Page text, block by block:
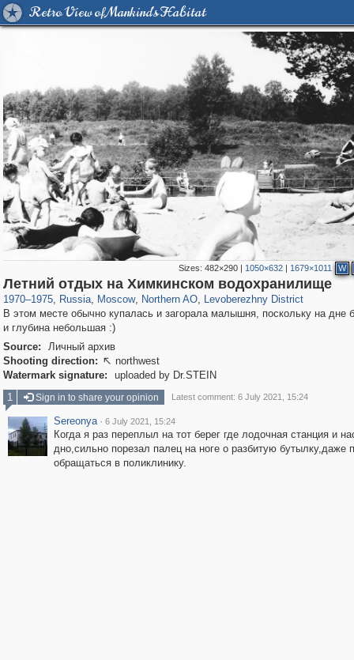
Retro View of Mankind's Habitat
Sizes:482×290 | 1050×632 | 1679×1011 W
Летний отдых на Химкинском водохранилище
1970–1975, Russia
1,406,849 29,243
, Moscow
319,861 8,286
, Northern AO
22,540 598
, Levoberezhny District
1,905 22
В этом месте обычно купалась и загорала малышня, поскольку на дне
и глубина небольшая :)
Source:
Личный архив
Shooting direction:  northwest
Watermark signature:
uploaded by Dr.STEIN
1
Sign in to share your opinion Latest comment: 6 July 2021, 15:24
Sereonya · 6 July 2021, 15:24
Когда я раз переплыл на тот берег где лодочная станция и
дно,сильно порезал палец на ноге о разбитую бутылку,даже
обращаться в поликлинику.